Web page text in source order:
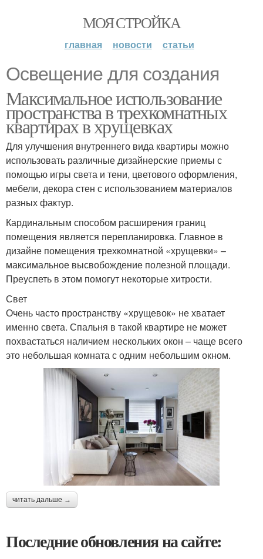
МОЯ СТРОЙКА
главная новости статьи
Освещение для создания
Максимальное использование
пространства в трехкомнатных
квартирах в хрущевках
Для улучшения внутреннего вида квартиры можно
использовать различные дизайнерские приемы с
помощью игры света и тени, цветового оформления,
мебели, декора стен с использованием материалов
разных фактур.
Кардинальным способом расширения границ
помещения является перепланировка. Главное в
дизайне помещения трехкомнатной «хрущевки» –
максимальное высвобождение полезной площади.
Преуспеть в этом помогут некоторые хитрости.
Свет
Очень часто пространству «хрущевок» не хватает
именно света. Спальня в такой квартире не может
похвастаться наличием нескольких окон – чаще всего
это небольшая комната с одним небольшим окном.
читать дальше →
Последние обновления на сайте: